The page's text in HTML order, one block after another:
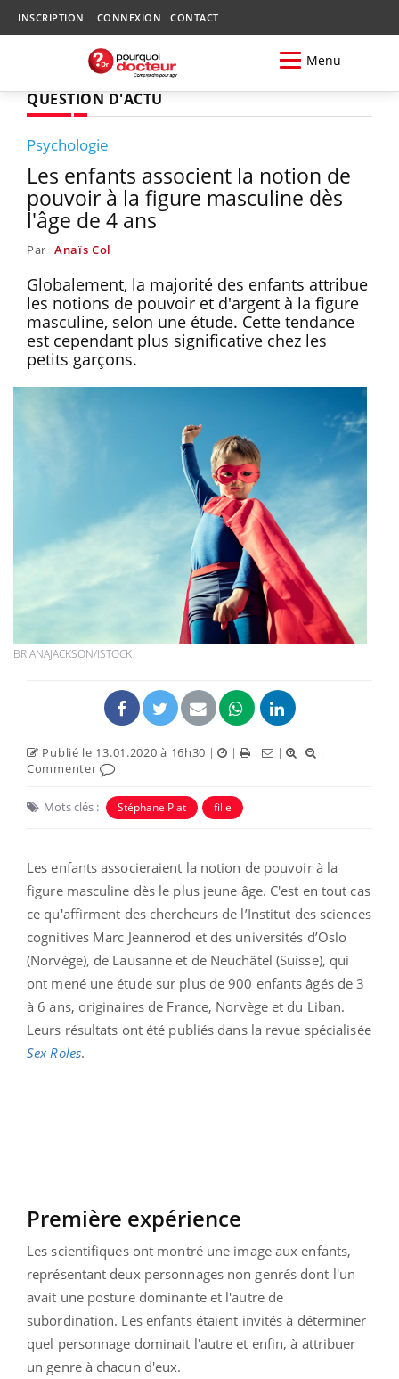
INSCRIPTION CONNEXION CONTACT
Menu
QUESTION D'ACTU
Psychologie
Les enfants associent la notion de
pouvoir à la figure masculine dès
l'âge de 4 ans
Par Anaïs Col
Globalement, la majorité des enfants attribue
les notions de pouvoir et d'argent à la figure
masculine, selon une étude. Cette tendance
est cependant plus significative chez les
petits garçons.
BRIANAJACKSON/ISTOCK
Publié le 13.01.2020 à 16h30 | | | |
|
Commenter
Mots clés : Stéphane Piat fille
Les enfants associeraient la notion de pouvoir à la
figure masculine dès le plus jeune âge. C'est en tout cas
ce qu'affirment des chercheurs de l’Institut des sciences
cognitives Marc Jeannerod et des universités d’Oslo
(Norvège), de Lausanne et de Neuchâtel (Suisse), qui
ont mené une étude sur plus de 900 enfants âgés de 3
à 6 ans, originaires de France, Norvège et du Liban.
Leurs résultats ont été publiés dans la revue spécialisée
Sex Roles.
Première expérience
Les scientifiques ont montré une image aux enfants,
représentant deux personnages non genrés dont l'un
avait une posture dominante et l'autre de
subordination. Les enfants étaient invités à déterminer
quel personnage dominait l'autre et enfin, à attribuer
un genre à chacun d'eux.